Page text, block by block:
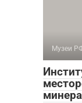
Музеи